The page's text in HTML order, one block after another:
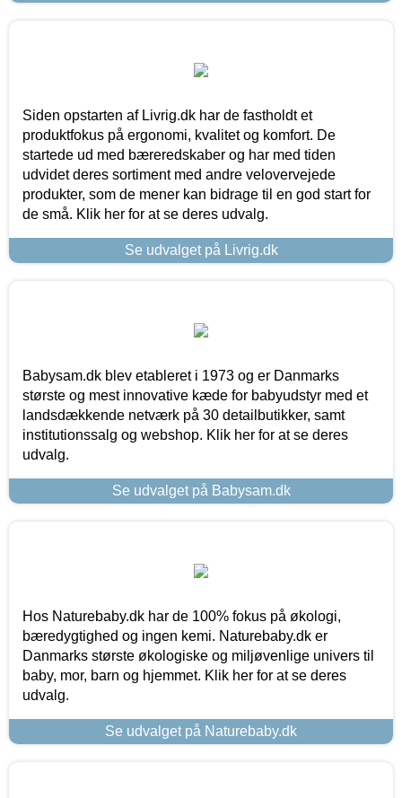
Siden opstarten af Livrig.dk har de fastholdt et
produktfokus på ergonomi, kvalitet og komfort. De
startede ud med bæreredskaber og har med tiden
udvidet deres sortiment med andre velovervejede
produkter, som de mener kan bidrage til en god start for
de små. Klik her for at se deres udvalg.
Se udvalget på Livrig.dk
Babysam.dk blev etableret i 1973 og er Danmarks
største og mest innovative kæde for babyudstyr med et
landsdækkende netværk på 30 detailbutikker, samt
institutionssalg og webshop. Klik her for at se deres
udvalg.
Se udvalget på Babysam.dk
Hos Naturebaby.dk har de 100% fokus på økologi,
bæredygtighed og ingen kemi. Naturebaby.dk er
Danmarks største økologiske og miljøvenlige univers til
baby, mor, barn og hjemmet. Klik her for at se deres
udvalg.
Se udvalget på Naturebaby.dk